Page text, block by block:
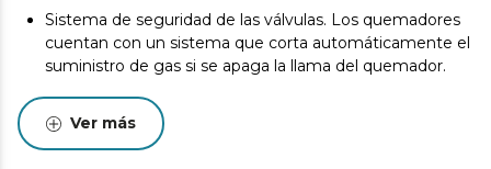
Sistema de seguridad de las válvulas. Los quemadores
cuentan con un sistema que corta automáticamente el
suministro de gas si se apaga la llama del quemador.
Accesorio para la conversión a GLP. La placa viene
preparada para su instalación a gas natural pero puede
ser adaptada gracias a la inclusión de inyectores. (Esta
Ver más